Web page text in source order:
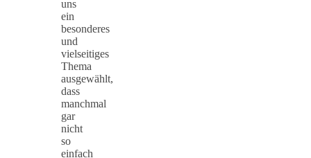
uns
ein
besonderes
und
vielseitiges
Thema
ausgewählt,
dass
manchmal
gar
nicht
so
einfach